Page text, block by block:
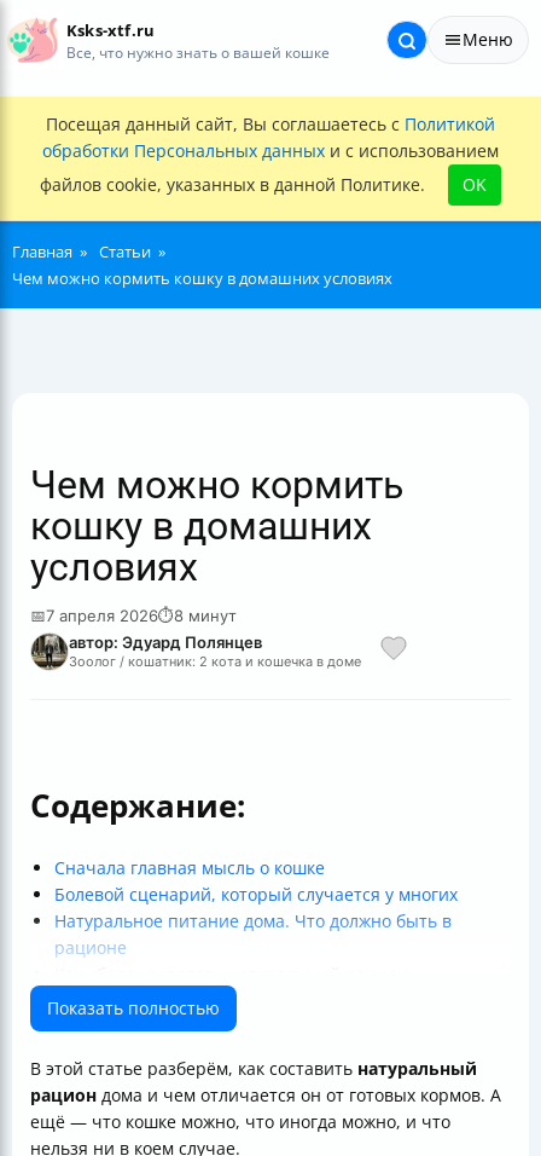
Ksks-xtf.ru
Все, что нужно знать о вашей кошке
Меню
Посещая данный сайт, Вы соглашаетесь с Политикой
обработки Персональных данных и с использованием
файлов cookie, указанных в данной Политике.
OK
Главная
Статьи
Чем можно кормить кошку в домашних условиях
Чем можно кормить
кошку в домашних
условиях
📅7 апреля 2026⏱8 минут
автор: Эдуард Полянцев
Зоолог / кошатник: 2 кота и кошечка в доме
Содержание:
Сначала главная мысль о кошке
Болевой сценарий, который случается у многих
Натуральное питание дома. Что должно быть в
рационе
Какие продукты подходят кошке
Что можно изредка, а что нельзя
Рыба: главный риск для кошек
Субпродукты и печень. Как не навредить
Клетчатка и почему каша с мясом — плохая идея
Показать полностью
В этой статье разберём, как составить натуральный
рацион дома и чем отличается он от готовых кормов. А
ещё — что кошке можно, что иногда можно, и что
нельзя ни в коем случае.